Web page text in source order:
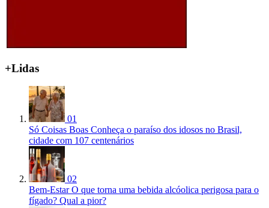
+Lidas
01
Só Coisas Boas Conheça o paraíso dos idosos no Brasil,
cidade com 107 centenários
02
Bem-Estar O que torna uma bebida alcóolica perigosa para o
fígado? Qual a pior?